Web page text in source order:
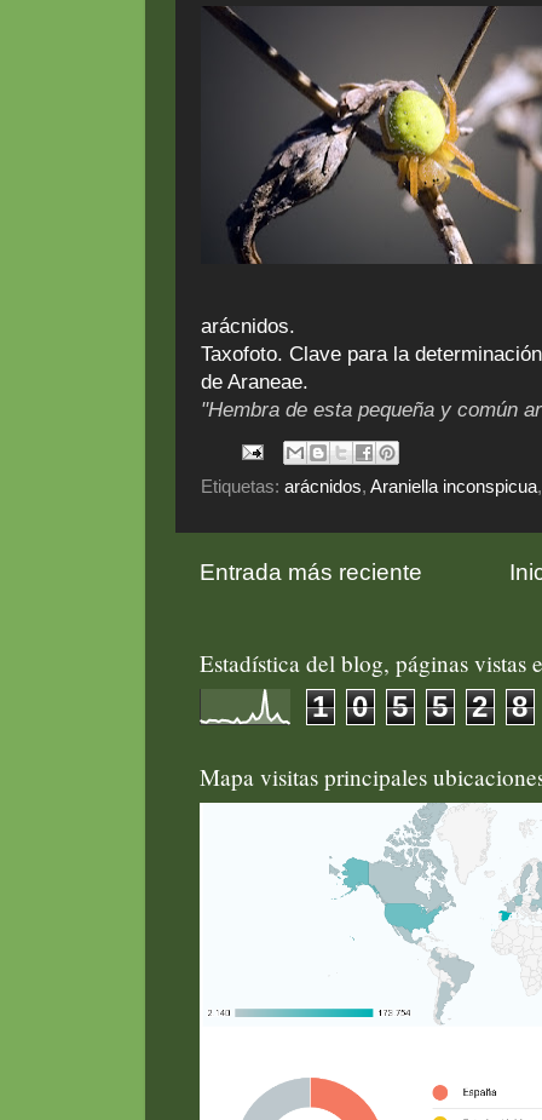
arácnidos.
Taxofoto. Clave para la
de Araneae.
"Hembra de esta pequeña y común
Etiquetas: arácnidos, Araniella inconspicua
Entrada más reciente
Estadística del blog, páginas vistas
1 0 5 5 2 8
Mapa visitas principales